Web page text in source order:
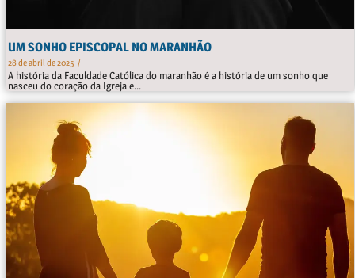
UM SONHO EPISCOPAL NO MARANHÃO
28 de abril de 2025 /
A história da Faculdade Católica do maranhão é a história de um sonho que
nasceu do coração da Igreja e...